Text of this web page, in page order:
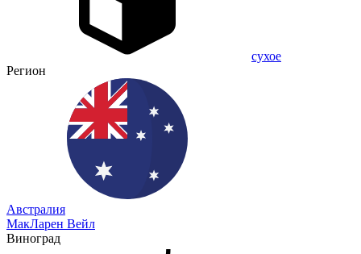
сухое
Регион
Австралия
МакЛарен Вейл
Виноград